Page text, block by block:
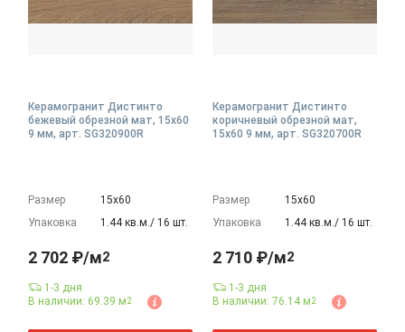
Керамогранит Дистинто
бежевый обрезной мат, 15x60
9 мм, арт. SG320900R
Размер
15х60
Упаковка
1.44 кв.м./ 16 шт.
2 702 ₽/м2
1-3 дня
В наличии: 69.39 м2
Керамогранит Дистинто
коричневый обрезной мат,
15x60 9 мм, арт. SG320700R
Размер
15х60
Упаковка
1.44 кв.м./ 16 шт.
2 710 ₽/м2
1-3 дня
В наличии: 76.14 м2